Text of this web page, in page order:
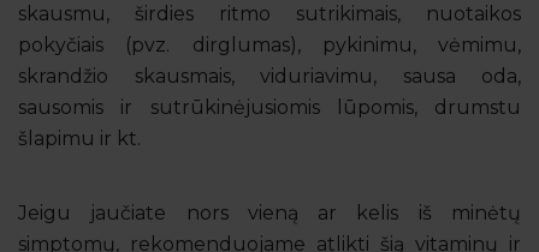
skausmu, širdies ritmo sutrikimais, nuotaikos
pokyčiais (pvz. dirglumas), pykinimu, vėmimu,
skrandžio skausmais, viduriavimu, sausa oda,
sausomis ir sutrūkinėjusiomis lūpomis, drumstu
šlapimu ir kt.
Jeigu jaučiate nors vieną ar kelis iš minėtų
simptomų, rekomenduojame atlikti šią vitaminų ir